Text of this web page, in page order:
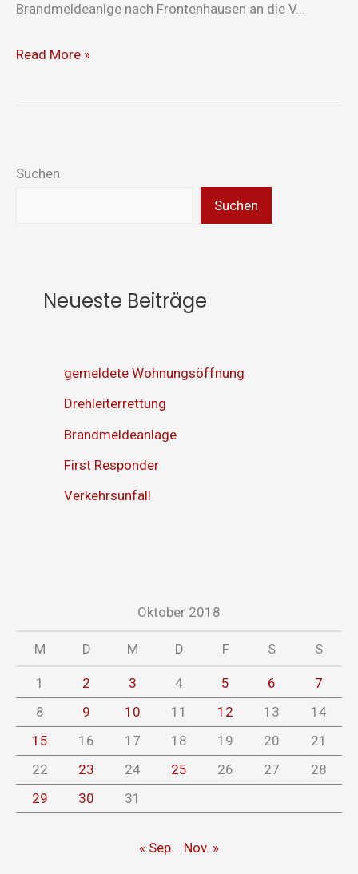
Brandmeldeanlge nach Frontenhausen an die V...
Read More »
Suchen
Suchen
Neueste Beiträge
gemeldete Wohnungsöffnung
Drehleiterrettung
Brandmeldeanlage
First Responder
Verkehrsunfall
Oktober 2018
M D M D F S S
1 2 3 4 5 6
7
8
9 10 11 12 13
14
15
16 17 18 19 20
21
22
23 24 25 26 27
28
29
30 31
« Sep. Nov. »